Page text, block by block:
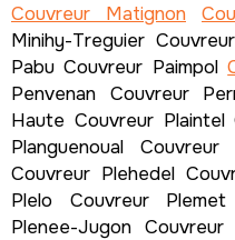
Couvreur Matignon
Minihy-Treguier
Pabu Couvreur Paimpol
Penvenan Couvreur
Haute Couvreur
Planguenoual
Couvreur Plehedel
Plelo Couvreur Plemet
Plenee-Jugon